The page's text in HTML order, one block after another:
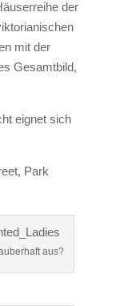
der
mit der
Gesamtbild,
eignet sich
Park
aus?